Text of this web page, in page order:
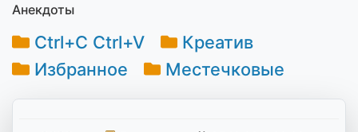
Анекдоты
Ctrl+C Ctrl+V
Креатив
Избранное
Местечковые